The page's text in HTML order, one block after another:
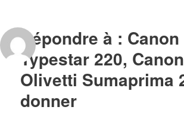
Répondre à : Canon
Typestar 220,
Olivetti Sumaprima
donner